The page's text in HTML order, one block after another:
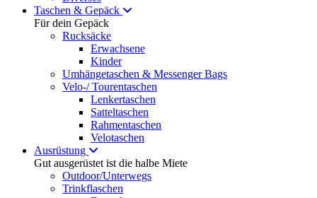
Taschen & Gepäck
Für dein Gepäck
Rucksäcke
Erwachsene
Kinder
Umhängetaschen & Messenger Bags
Velo-/ Tourentaschen
Lenkertaschen
Satteltaschen
Rahmentaschen
Velotaschen
Ausrüstung
Gut ausgerüstet ist die halbe Miete
Outdoor/Unterwegs
Trinkflaschen